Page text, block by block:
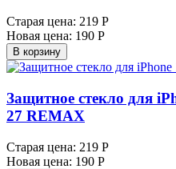
Старая цена: 219 Р
Новая цена: 190 Р
В корзину
Защитное стекло для
27 REMAX
Старая цена: 219 Р
Новая цена: 190 Р